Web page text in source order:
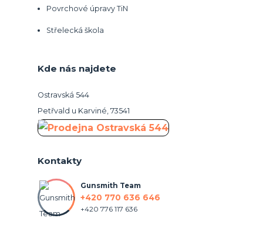
Povrchové úpravy TiN
Střelecká škola
Kde nás najdete
Ostravská 544
Petřvald u Karviné, 73541
Kontakty
Gunsmith Team
+420 770 636 646
+420 776 117 636